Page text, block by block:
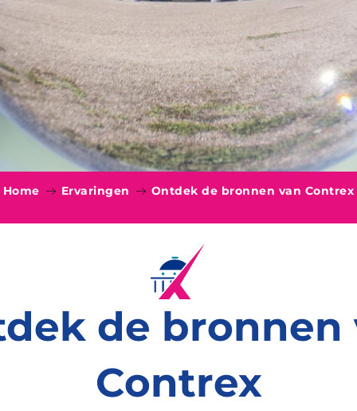
Home Ervaringen Ontdek de bronnen van Contrex
de bronnen
Contrex